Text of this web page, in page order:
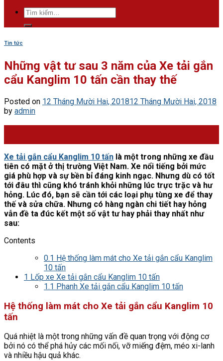
Tìm
kiếm:
Tin tức
Những vật tư sau 3 năm của Xe tải gắn
cẩu Kanglim 10 tấn cần thay thế
Posted on 12 Tháng Mười Hai, 201812 Tháng Mười Hai, 2018
by admin
Xe tải gắn cẩu Kanglim 10 tấn là một trong những xe đầu
tiên có mặt ở thị trường Việt Nam. Xe nổi tiếng bởi mức
giá phù hợp và sự bền bỉ đáng kinh ngạc. Nhưng dù có tốt
tới đâu thì cũng khó tránh khỏi những lúc trực trặc và hư
hỏng. Lúc đó, bạn sẽ cần tới các loại phụ tùng xe để thay
thế và sửa chữa. Nhưng có hàng ngàn chi tiết hay hỏng
vẫn đề ta đúc kết một số vật tư hay phải thay nhất như
sau:
Contents
0.1 Hệ thống làm mát cho Xe tải gắn cẩu Kanglim
10 tấn
1 Lốp xe Xe tải gắn cẩu Kanglim 10 tấn
1.1 Phanh Xe tải gắn cẩu Kanglim 10 tấn
Hệ thống làm mát cho Xe tải gắn cẩu Kanglim 10
tấn
Quá nhiệt là một trong những vấn đề quan trọng với động cơ
bởi nó có thể phá hủy các mối nối, vỡ miếng đệm, méo xi-lanh
và nhiều hậu quả khác.